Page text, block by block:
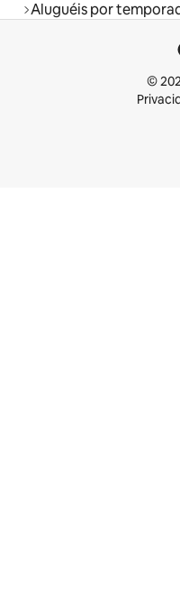
Aluguéis por
©